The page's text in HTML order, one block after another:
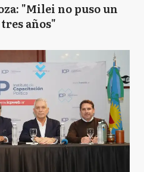
"Milei no puso un
años"